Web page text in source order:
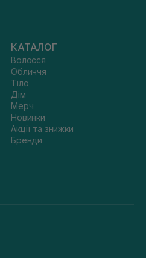
КАТАЛОГ
Волосся
Обличчя
Тіло
Дім
Мерч
Новинки
Акції та знижки
Бренди